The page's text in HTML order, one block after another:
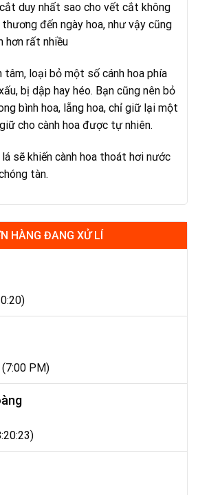
duy nhất sao cho vết cắt không
đến ngày hoa, như vậy cũng
hơn rất nhiều
tâm, loại bỏ một số cánh hoa phía
bị dập hay héo. Bạn cũng nên bỏ
bình hoa, lẵng hoa, chỉ giữ lại một
cho cành hoa được tự nhiên.
lá sẽ khiến cành hoa thoát hơi nước
tàn.
HÀNG ĐANG XỬ LÍ
(7:00 PM)